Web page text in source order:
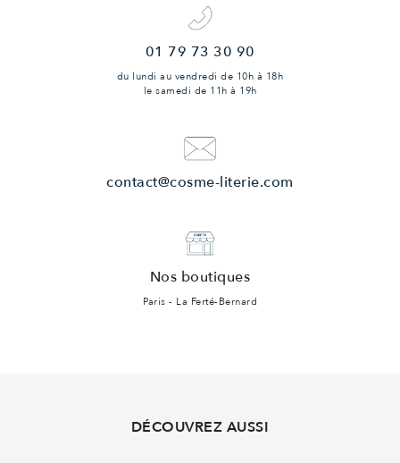
01 79 73 30 90
du lundi au vendredide 10h à 18h
le samedi de 11h à 19h
contact@cosme-literie.com
Nos boutiques
Paris - La Ferté-Bernard
DÉCOUVREZ AUSSI